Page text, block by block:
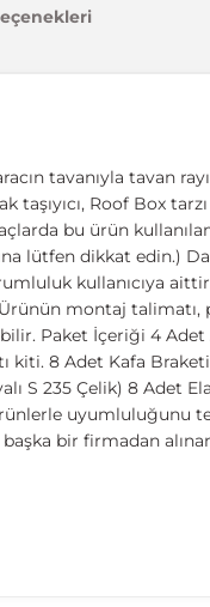
tavanıyla tavan
taşıyıcı, Roof Box
bu ürün
lütfen dikkat edin.)
kullanıcıya
Ürünün montaj
Paket İçeriği 4
8 Adet Kafa
S 235 Çelik) 8 Adet
uyumluluğunu
bir firmadan